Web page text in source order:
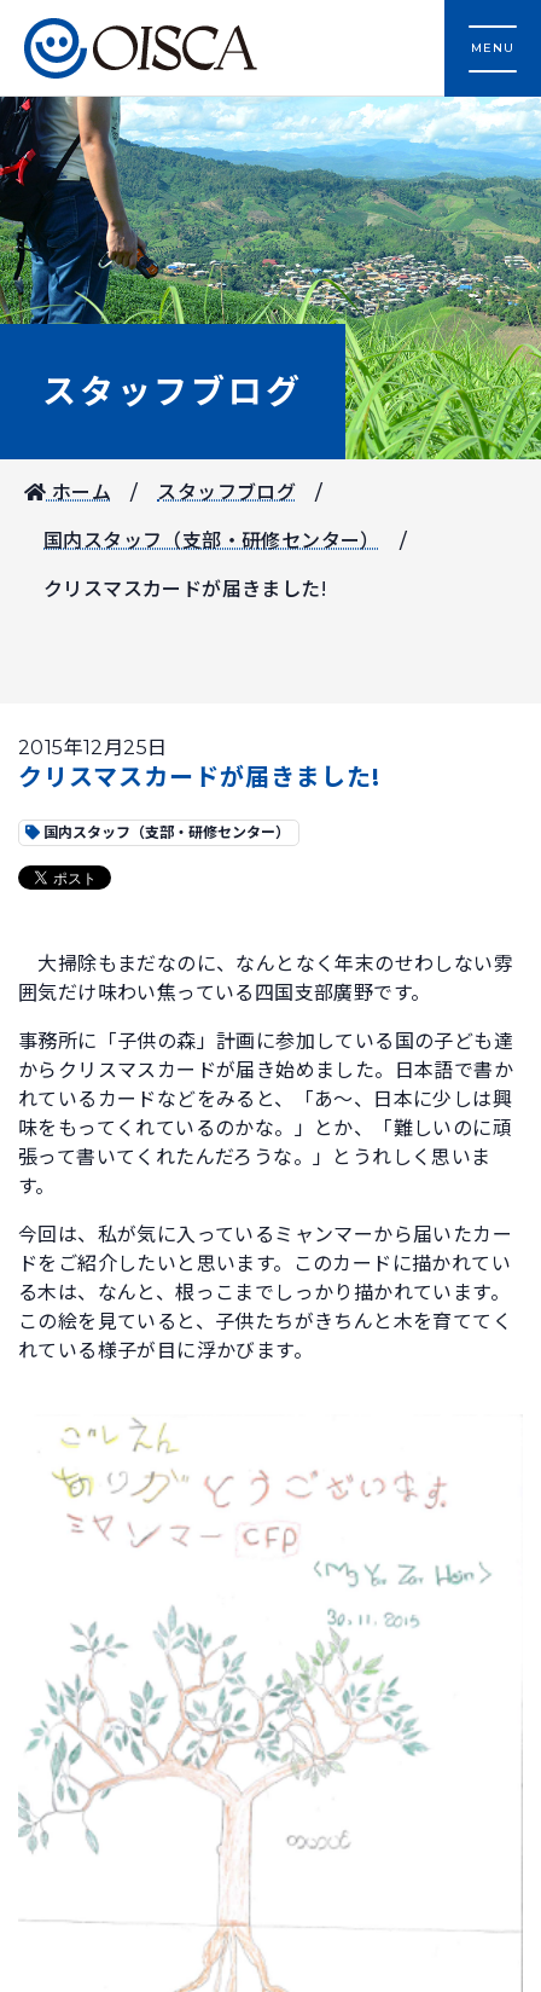
MENU
スタッフブログ
ホーム スタッフブログ
国内スタッフ（支部・研修センター）
クリスマスカードが届きました!
2015年12月25日
クリスマスカードが届きました!
国内スタッフ（支部・研修センター）
大掃除もまだなのに、なんとなく年末のせわしない雰
囲気だけ味わい焦っている四国支部廣野です。
事務所に「子供の森」計画に参加している国の子ども達
からクリスマスカードが届き始めました。日本語で書か
れているカードなどをみると、「あ～、日本に少しは興
味をもってくれているのかな。」とか、「難しいのに頑
張って書いてくれたんだろうな。」とうれしく思いま
す。
今回は、私が気に入っているミャンマーから届いたカー
ドをご紹介したいと思います。このカードに描かれてい
る木は、なんと、根っこまでしっかり描かれています。
この絵を見ていると、子供たちがきちんと木を育ててく
れている様子が目に浮かびます。